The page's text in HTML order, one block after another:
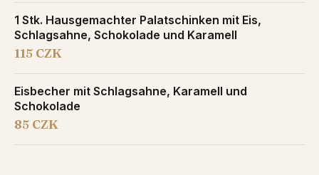
1 Stk. Hausgemachter Palatschinken mit Eis,
Schlagsahne, Schokolade und Karamell
115 CZK
Eisbecher mit Schlagsahne, Karamell und
Schokolade
85 CZK